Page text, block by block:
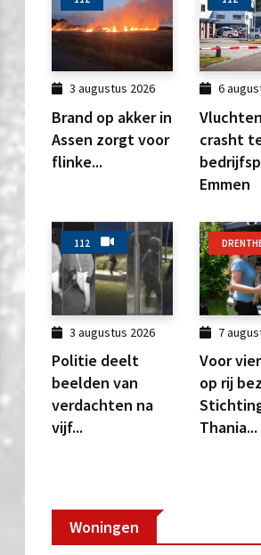
3 augustus 2026
Brand op akker in
Assen zorgt voor
flinke...
6
crasht
Emmen
112
3 augustus 2026
Politie deelt
beelden van
verdachten na
vijf...
7
Voor
op rij
Thania...
Woningen